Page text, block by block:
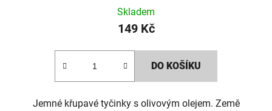
Skladem
149 Kč
DO KOŠÍKU
Jemné křupavé tyčinky s olivovým olejem. Země